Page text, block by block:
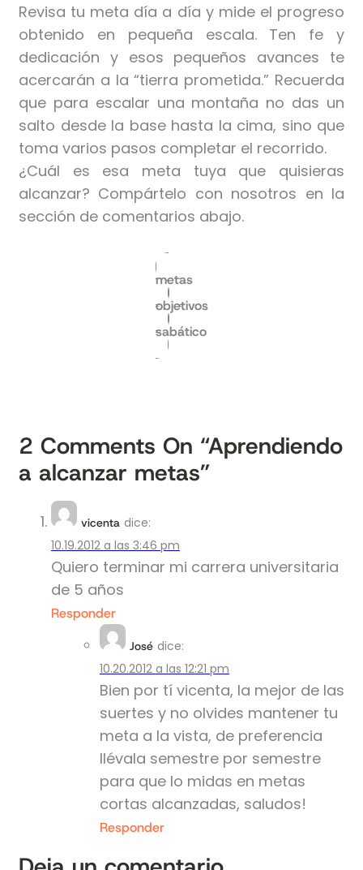
Revisa tu meta día a día y mide el progreso
obtenido en pequeña escala. Ten fe y
dedicación y esos pequeños avances te
acercarán a la “tierra prometida.” Recuerda
que para escalar una montaña no das un
salto desde la base hasta la cima, sino que
toma varios pasos completar el recorrido.
¿Cuál es esa meta tuya que quisieras
alcanzar? Compártelo con nosotros en la
sección de comentarios abajo.
metas
objetivos
sabático
2 Comments On “Aprendiendo
a alcanzar metas”
vicenta dice:
10.19.2012 a las 3:46 pm
Quiero terminar mi carrera universitaria
de 5 años
Responder
José dice:
10.20.2012 a las 12:21 pm
Bien por tí vicenta, la mejor de las
suertes y no olvides mantener tu
meta a la vista, de preferencia
llévala semestre por semestre
para que lo midas en metas
cortas alcanzadas, saludos!
Responder